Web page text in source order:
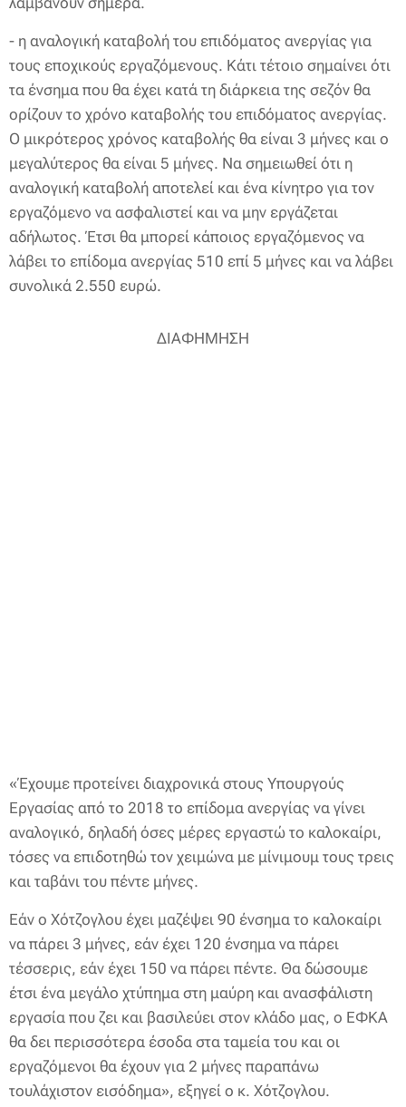
- η αναλογική καταβολή του επιδόματος ανεργίας για
τους εποχικούς εργαζόμενους. Κάτι τέτοιο σημαίνει ότι
τα ένσημα που θα έχει κατά τη διάρκεια της σεζόν θα
ορίζουν το χρόνο καταβολής του επιδόματος ανεργίας.
Ο μικρότερος χρόνος καταβολής θα είναι 3 μήνες και ο
μεγαλύτερος θα είναι 5 μήνες. Να σημειωθεί ότι η
αναλογική καταβολή αποτελεί και ένα κίνητρο για τον
εργαζόμενο να ασφαλιστεί και να μην εργάζεται
αδήλωτος. Έτσι θα μπορεί κάποιος εργαζόμενος να
λάβει το επίδομα ανεργίας 510 επί 5 μήνες και να λάβει
συνολικά 2.550 ευρώ.
ΔΙΑΦΗΜΗΣΗ
«Έχουμε προτείνει διαχρονικά στους Υπουργούς
Εργασίας από το 2018 το επίδομα ανεργίας να γίνει
αναλογικό, δηλαδή όσες μέρες εργαστώ το καλοκαίρι,
τόσες να επιδοτηθώ τον χειμώνα με μίνιμουμ τους τρεις
και ταβάνι του πέντε μήνες.
Εάν ο Χότζογλου έχει μαζέψει 90 ένσημα το καλοκαίρι
να πάρει 3 μήνες, εάν έχει 120 ένσημα να πάρει
τέσσερις, εάν έχει 150 να πάρει πέντε. Θα δώσουμε
έτσι ένα μεγάλο χτύπημα στη μαύρη και ανασφάλιστη
εργασία που ζει και βασιλεύει στον κλάδο μας, ο ΕΦΚΑ
θα δει περισσότερα έσοδα στα ταμεία του και οι
εργαζόμενοι θα έχουν για 2 μήνες παραπάνω
τουλάχιστον εισόδημα», εξηγεί ο κ. Χότζογλου.